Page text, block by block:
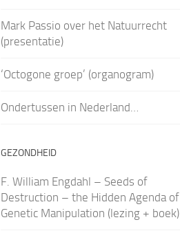
Mark Passio over het Natuurrecht
(presentatie)
‘Octogone groep’ (organogram)
Ondertussen in Nederland…
GEZONDHEID
F. William Engdahl – Seeds of
Destruction – the Hidden Agenda of
Genetic Manipulation (lezing + boek)